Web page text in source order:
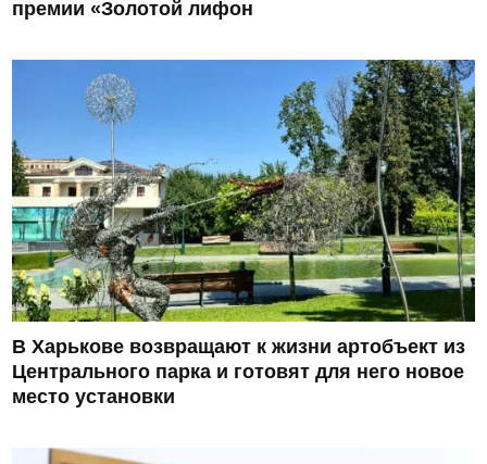
премии «Золотой лифон
В Харькове возвращают к жизни артобъект из
Центрального парка и готовят для него новое
место установки